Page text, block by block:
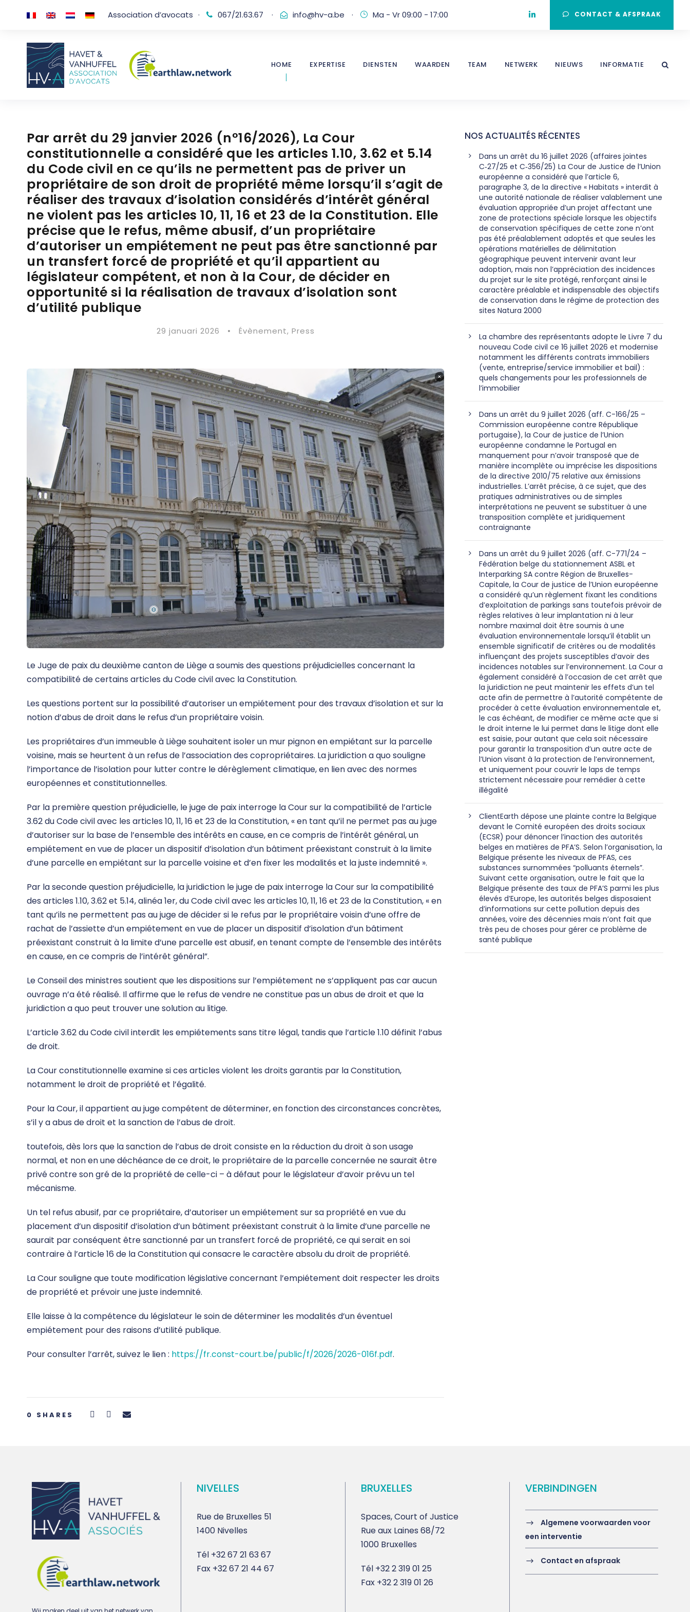
Association d’avocats · 067/21.63.67 · info@hv-a.be · Ma - Vr 09:00 - 17:00 CONTACT & AFSPRAAK
HOME EXPERTISE DIENSTEN WAARDEN TEAM NETWERK NIEUWS INFORMATIE
Par arrêt du 29 janvier 2026 (n°16/2026), La Cour
constitutionnelle a considéré que les articles 1.10, 3.62 et 5.14
du Code civil en ce qu’ils ne permettent pas de priver un
propriétaire de son droit de propriété même lorsqu’il s’agit de
réaliser des travaux d’isolation considérés d’intérêt général
ne violent pas les articles 10, 11, 16 et 23 de la Constitution. Elle
précise que le refus, même abusif, d’un propriétaire
d’autoriser un empiétement ne peut pas être sanctionné par
un transfert forcé de propriété et qu’il appartient au
législateur compétent, et non à la Cour, de décider en
opportunité si la réalisation de travaux d’isolation sont
d’utilité publique
29 januari 2026 • Évènement, Press
Le Juge de paix du deuxième canton de Liège a soumis des questions préjudicielles concernant la
compatibilité de certains articles du Code civil avec la Constitution.
Les questions portent sur la possibilité d’autoriser un empiétement pour des travaux d’isolation et sur la
notion d’abus de droit dans le refus d’un propriétaire voisin.
Les propriétaires d’un immeuble à Liège souhaitent isoler un mur pignon en empiétant sur la parcelle
voisine, mais se heurtent à un refus de l’association des copropriétaires. La juridiction a quo souligne
l’importance de l’isolation pour lutter contre le dérèglement climatique, en lien avec des normes
européennes et constitutionnelles.
Par la première question préjudicielle, le juge de paix interroge la Cour sur la compatibilité de l’article
3.62 du Code civil avec les articles 10, 11, 16 et 23 de la Constitution, « en tant qu’il ne permet pas au juge
d’autoriser sur la base de l’ensemble des intérêts en cause, en ce compris de l’intérêt général, un
empiétement en vue de placer un dispositif d’isolation d’un bâtiment préexistant construit à la limite
d’une parcelle en empiétant sur la parcelle voisine et d’en fixer les modalités et la juste indemnité ».
Par la seconde question préjudicielle, la juridiction le juge de paix interroge la Cour sur la compatibilité
des articles 1.10, 3.62 et 5.14, alinéa 1er, du Code civil avec les articles 10, 11, 16 et 23 de la Constitution, « en
tant qu’ils ne permettent pas au juge de décider si le refus par le propriétaire voisin d’une offre de
rachat de l’assiette d’un empiétement en vue de placer un dispositif d’isolation d’un bâtiment
préexistant construit à la limite d’une parcelle est abusif, en tenant compte de l’ensemble des intérêts
en cause, en ce compris de l’intérêt général”.
Le Conseil des ministres soutient que les dispositions sur l’empiétement ne s’appliquent pas car aucun
ouvrage n’a été réalisé. Il affirme que le refus de vendre ne constitue pas un abus de droit et que la
juridiction a quo peut trouver une solution au litige.
L’article 3.62 du Code civil interdit les empiétements sans titre légal, tandis que l’article 1.10 définit l’abus
de droit.
La Cour constitutionnelle examine si ces articles violent les droits garantis par la Constitution,
notamment le droit de propriété et l’égalité.
Pour la Cour, il appartient au juge compétent de déterminer, en fonction des circonstances concrètes,
s’il y a abus de droit et la sanction de l’abus de droit.
toutefois, dès lors que la sanction de l’abus de droit consiste en la réduction du droit à son usage
normal, et non en une déchéance de ce droit, le propriétaire de la parcelle concernée ne saurait être
privé contre son gré de la propriété de celle-ci – à défaut pour le législateur d’avoir prévu un tel
mécanisme.
Un tel refus abusif, par ce propriétaire, d’autoriser un empiétement sur sa propriété en vue du
placement d’un dispositif d’isolation d’un bâtiment préexistant construit à la limite d’une parcelle ne
saurait par conséquent être sanctionné par un transfert forcé de propriété, ce qui serait en soi
contraire à l’article 16 de la Constitution qui consacre le caractère absolu du droit de propriété.
La Cour souligne que toute modification législative concernant l’empiétement doit respecter les droits
de propriété et prévoir une juste indemnité.
Elle laisse à la compétence du législateur le soin de déterminer les modalités d’un éventuel
empiétement pour des raisons d’utilité publique.
Pour consulter l’arrêt, suivez le lien : https://fr.const-court.be/public/f/2026/2026-016f.pdf.
0 SHARES
NOS ACTUALITÉS RÉCENTES
Dans un arrêt du 16 juillet 2026 (affaires jointes
C‑27/25 et C‑356/25) La Cour de Justice de l’Union
européenne a considéré que l’article 6,
paragraphe 3, de la directive « Habitats » interdit à
une autorité nationale de réaliser valablement une
évaluation appropriée d’un projet affectant une
zone de protections spéciale lorsque les objectifs
de conservation spécifiques de cette zone n’ont
pas été préalablement adoptés et que seules les
opérations matérielles de délimitation
géographique peuvent intervenir avant leur
adoption, mais non l’appréciation des incidences
du projet sur le site protégé, renforçant ainsi le
caractère préalable et indispensable des objectifs
de conservation dans le régime de protection des
sites Natura 2000
La chambre des représentants adopte le Livre 7 du
nouveau Code civil ce 16 juillet 2026 et modernise
notamment les différents contrats immobiliers
(vente, entreprise/service immobilier et bail) :
quels changements pour les professionnels de
l’immobilier
Dans un arrêt du 9 juillet 2026 (aff. C-166/25 –
Commission européenne contre République
portugaise), la Cour de justice de l’Union
européenne condamne le Portugal en
manquement pour n’avoir transposé que de
manière incomplète ou imprécise les dispositions
de la directive 2010/75 relative aux émissions
industrielles. L’arrêt précise, à ce sujet, que des
pratiques administratives ou de simples
interprétations ne peuvent se substituer à une
transposition complète et juridiquement
contraignante
Dans un arrêt du 9 juillet 2026 (aff. C-771/24 –
Fédération belge du stationnement ASBL et
Interparking SA contre Région de Bruxelles-
Capitale, la Cour de justice de l’Union européenne
a considéré qu’un règlement fixant les conditions
d’exploitation de parkings sans toutefois prévoir de
règles relatives à leur implantation ni à leur
nombre maximal doit être soumis à une
évaluation environnementale lorsqu’il établit un
ensemble significatif de critères ou de modalités
influençant des projets susceptibles d’avoir des
incidences notables sur l’environnement. La Cour a
également considéré à l’occasion de cet arrêt que
la juridiction ne peut maintenir les effets d’un tel
acte afin de permettre à l’autorité compétente de
procéder à cette évaluation environnementale et,
le cas échéant, de modifier ce même acte que si
le droit interne le lui permet dans le litige dont elle
est saisie, pour autant que cela soit nécessaire
pour garantir la transposition d’un autre acte de
l’Union visant à la protection de l’environnement,
et uniquement pour couvrir le laps de temps
strictement nécessaire pour remédier à cette
illégalité
ClientEarth dépose une plainte contre la Belgique
devant le Comité européen des droits sociaux
(ECSR) pour dénoncer l’inaction des autorités
belges en matières de PFA’S. Selon l’organisation, la
Belgique présente les niveaux de PFAS, ces
substances surnommées “polluants éternels”.
Suivant cette organisation, outre le fait que la
Belgique présente des taux de PFA’S parmi les plus
élevés d’Europe, les autorités belges disposaient
d’informations sur cette pollution depuis des
années, voire des décennies mais n’ont fait que
très peu de choses pour gérer ce problème de
santé publique
NIVELLES
Rue de Bruxelles 51
1400 Nivelles
Tél +32 67 21 63 67
Fax +32 67 21 44 67
BRUXELLES
Spaces, Court of Justice
Rue aux Laines 68/72
1000 Bruxelles
Tél +32 2 319 01 25
Fax +32 2 319 01 26
VERBINDINGEN
Algemene voorwaarden voor
een interventie
Contact en afspraak